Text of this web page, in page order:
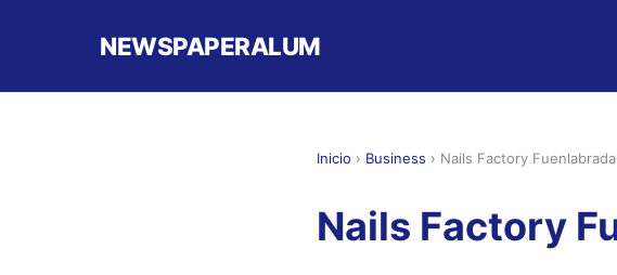
NEWSPAPERALUM
Inicio › Business › Nails Factory
Nails Factory